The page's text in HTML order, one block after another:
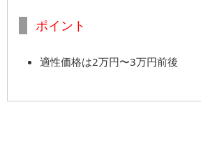
ポイント
適性価格は2万円〜3万円前後